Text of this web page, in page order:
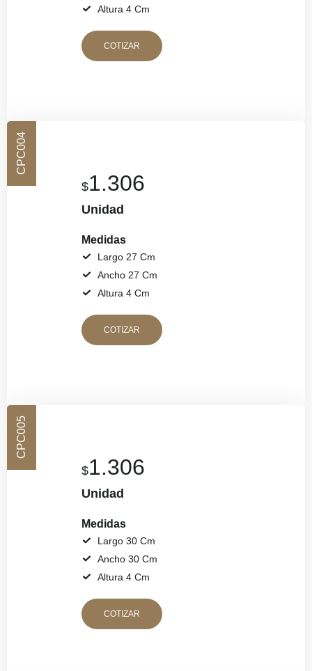
Altura 4 Cm
COTIZAR
CPC004
$1.306
Unidad
Medidas
Largo 27 Cm
Ancho 27 Cm
Altura 4 Cm
COTIZAR
CPC005
$1.306
Unidad
Medidas
Largo 30 Cm
Ancho 30 Cm
Altura 4 Cm
COTIZAR